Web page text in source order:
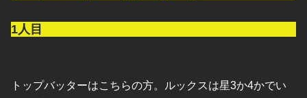
1人目
トップバッターはこちらの方。ルックスは星3か4かでい